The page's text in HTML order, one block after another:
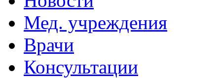
Мед. учреждения
Врачи
Консультации